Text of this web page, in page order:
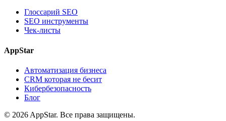
Глоссарий SEO
SEO инструменты
Чек-листы
AppStar
Автоматизация бизнеса
CRM которая не бесит
Кибербезопасность
Блог
© 2026 AppStar. Все права защищены.